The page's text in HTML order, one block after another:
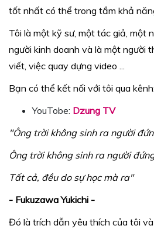
tốt nhất có thể trong tầm khả
Tôi là một kỹ sư, một tác giả, một
người kinh doanh và là một người
viết, việc quay dựng video ...
Bạn có thể kết nối với tôi qua kênh:
YouTobe: Dzung TV
"Ông trời không sinh ra người
Ông trời không sinh ra người
Tất cả, đều do sự học mà ra"
- Fukuzawa Yukichi -
Đó là trích dẫn yêu thích của tôi